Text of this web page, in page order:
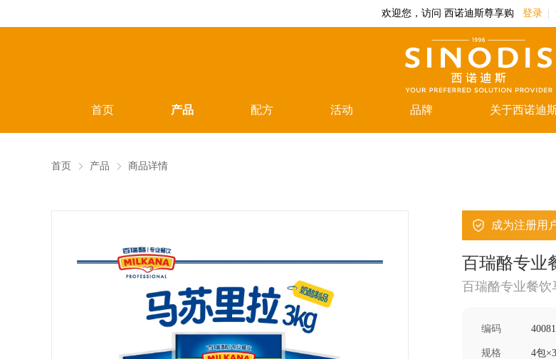
欢迎您，访问 西诺迪斯尊享购 登录
首页 产品 配方 活动 品牌 关于西诺迪
首页 产品 商品详情
成为注册用
百瑞酪专业
百瑞酪专业餐饮
编码
规格 4包